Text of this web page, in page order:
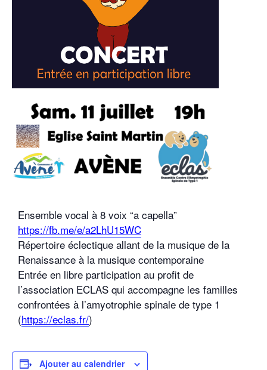
Ensemble vocal à 8 voix “a capella”
https://fb.me/e/a2LhU15WC
Répertoire éclectique allant de la musique de la
Renaissance à la musique contemporaine
Entrée en libre participation au profit de
l’association ECLAS qui accompagne les familles
confrontées à l’amyotrophie spinale de type 1
(https://eclas.fr/)
Ajouter au calendrier